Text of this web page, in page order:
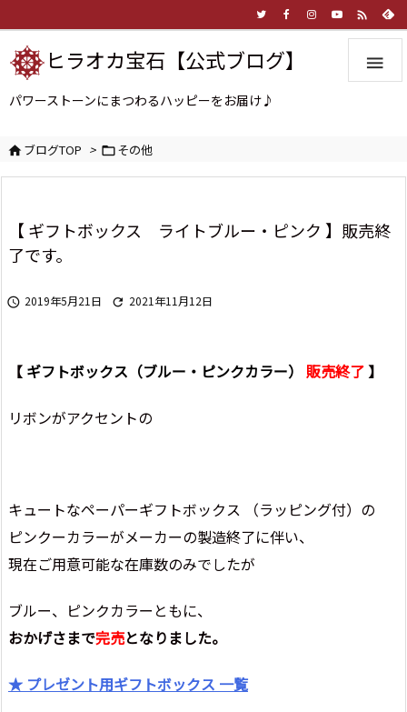


ヒラオカ宝石【公式ブログ】
パワーストーンにまつわるハッピーをお届け♪
ブログTOP > その他
【 ギフトボックス ライトブルー・ピンク 】販売終
了です。
 2019年5月21日  2021年11月12日
【 ギフトボックス（ブルー・ピンクカラー） 販売終了】
リボンがアクセントの
キュートなペーパーギフトボックス （ラッピング付）の
ピンクーカラーがメーカーの製造終了に伴い、
現在ご用意可能な在庫数のみでしたが
ブルー、ピンクカラーともに、
おかげさまで完売となりました。
★ プレゼント用ギフトボックス 一覧